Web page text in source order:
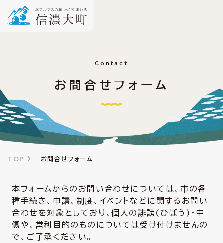
Contact
お問合せフォーム
TOP お問合せフォーム
本フォームからのお問い合わせについては、市の各
種手続き、申請、制度、イベントなどに関するお問い
合わせを対象としており、個人の誹謗(ひぼう)・中
傷や、営利目的のものについては受け付けませんの
で、ご了承ください。